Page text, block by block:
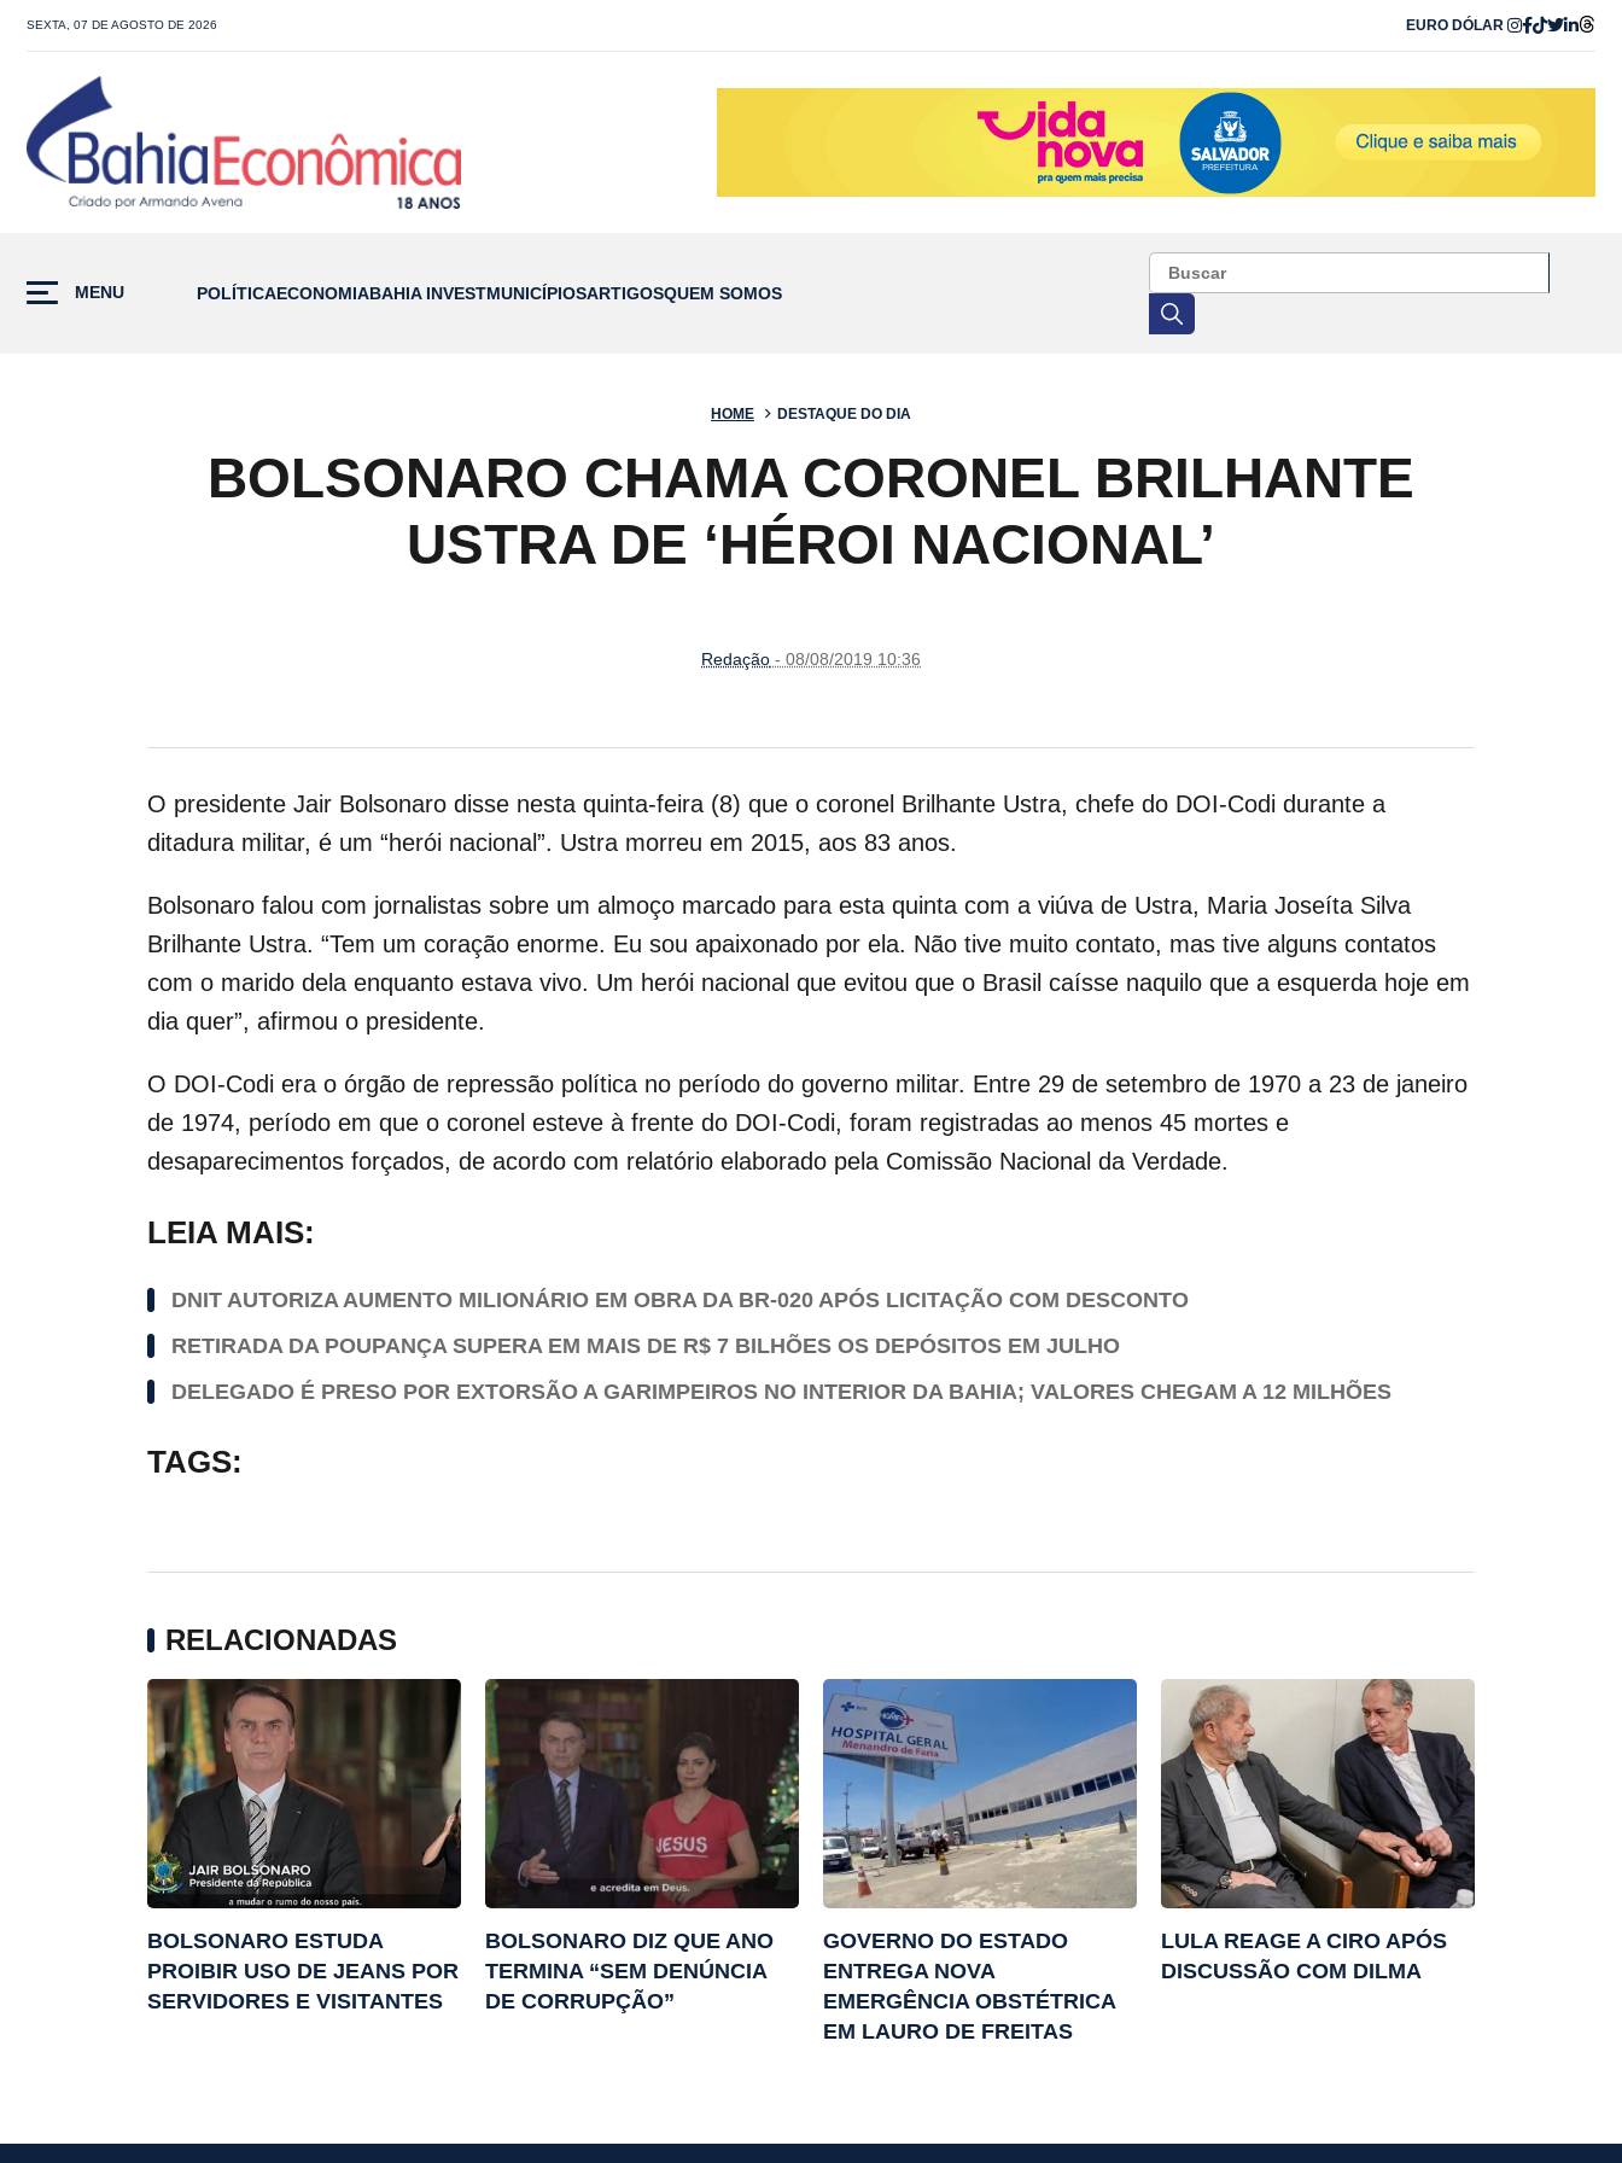
SEXTA, 07 DE AGOSTO DE 2026 EURO DÓLAR
MENU POLÍTICAECONOMIABAHIA INVESTMUNICÍPIOSARTIGOSQUEM SOMOS
HOME DESTAQUE DO DIA
BOLSONARO CHAMA CORONEL BRILHANTE
USTRA DE ‘HÉROI NACIONAL’
Redação - 08/08/2019 10:36
O presidente Jair Bolsonaro disse nesta quinta-feira (8) que o coronel Brilhante Ustra, chefe do DOI-Codi durante a
ditadura militar, é um “herói nacional”. Ustra morreu em 2015, aos 83 anos.
Bolsonaro falou com jornalistas sobre um almoço marcado para esta quinta com a viúva de Ustra, Maria Joseíta Silva
Brilhante Ustra. “Tem um coração enorme. Eu sou apaixonado por ela. Não tive muito contato, mas tive alguns contatos
com o marido dela enquanto estava vivo. Um herói nacional que evitou que o Brasil caísse naquilo que a esquerda hoje em
dia quer”, afirmou o presidente.
O DOI-Codi era o órgão de repressão política no período do governo militar. Entre 29 de setembro de 1970 a 23 de janeiro
de 1974, período em que o coronel esteve à frente do DOI-Codi, foram registradas ao menos 45 mortes e
desaparecimentos forçados, de acordo com relatório elaborado pela Comissão Nacional da Verdade.
LEIA MAIS:
DNIT AUTORIZA AUMENTO MILIONÁRIO EM OBRA DA BR-020 APÓS LICITAÇÃO COM DESCONTO
RETIRADA DA POUPANÇA SUPERA EM MAIS DE R$ 7 BILHÕES OS DEPÓSITOS EM JULHO
DELEGADO É PRESO POR EXTORSÃO A GARIMPEIROS NO INTERIOR DA BAHIA; VALORES CHEGAM A 12 MILHÕES
TAGS:
RELACIONADAS
BOLSONARO ESTUDA
PROIBIR USO DE JEANS POR
SERVIDORES E VISITANTES
BOLSONARO DIZ QUE ANO
TERMINA “SEM DENÚNCIA
DE CORRUPÇÃO”
GOVERNO DO ESTADO
ENTREGA NOVA
EMERGÊNCIA OBSTÉTRICA
EM LAURO DE FREITAS
LULA REAGE A CIRO APÓS
DISCUSSÃO COM DILMA